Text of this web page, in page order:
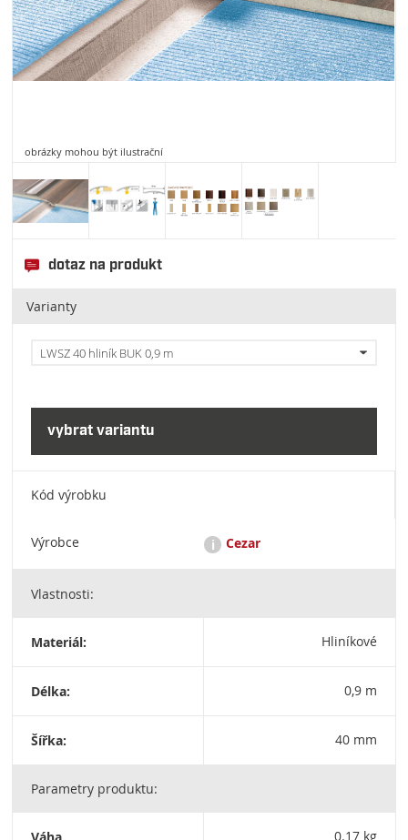
obrázky mohou být ilustrační
dotaz na produkt
Varianty
LWSZ 40 hliník BUK 0,9 m
Kód výrobku
Výrobce i Cezar
CEZAR: Przedsiębiorstwo Produkcyjne, Dariusz Bogdan
Vlastnosti:
Materiál: Hliníkové
Délka: 0,9 m
Šířka: 40 mm
Parametry produktu:
0.17 kg